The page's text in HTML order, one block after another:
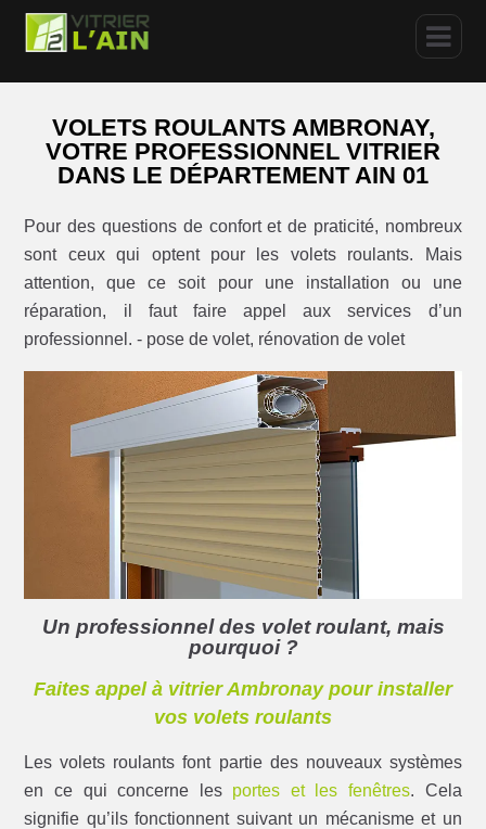
VOLETS ROULANTS AMBRONAY,
VOTRE PROFESSIONNEL VITRIER
DANS LE DÉPARTEMENT AIN 01
Pour des questions de confort et de praticité, nombreux
sont ceux qui optent pour les volets roulants. Mais
attention, que ce soit pour une installation ou une
réparation, il faut faire appel aux services d’un
professionnel. - pose de volet, rénovation de volet
Un professionnel des volet roulant, mais
pourquoi ?
Faites appel à vitrier Ambronay pour installer
vos volets roulants
Les volets roulants font partie des nouveaux systèmes
en ce qui concerne les portes et les fenêtres. Cela
signifie qu’ils fonctionnent suivant un mécanisme et un